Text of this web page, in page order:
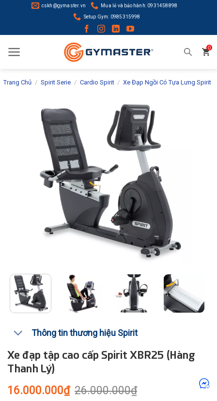
cskh@gymaster.vn Mua lẻ và bảo hành: 0931458898
Setup Gym: 0985315998
0
Trang Chủ / Spirit Serie / Cardio Spirit / Xe Đạp Ngồi Có Tựa Lưng Spirit
Thông tin thương hiệu Spirit
Xe đạp tập cao cấp Spirit XBR25 (Hàng
Thanh Lý)
26.000.000₫
Giá
gốc
16.000.000₫
Giá
hiện